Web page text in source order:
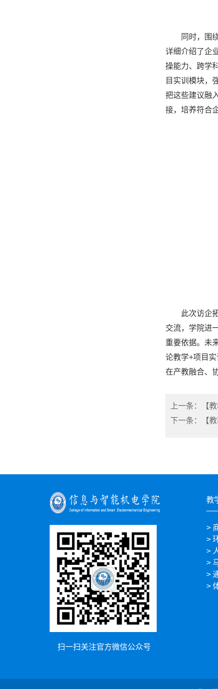
同时，围
详细介绍了企
操能力、跨学
目实训模块，
把这些建议融
接，培养符合
此次访企
交流，学院进
重要依据。未
论教学+项目
在产教融合、
上一条：【
下一条：【
扫一扫关注官方微信公众号
教
>
>
>
>
>
>